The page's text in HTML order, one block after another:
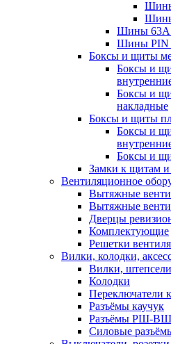
Шины
Шины
Шины 63A
Шины PIN
Боксы и щиты
Боксы и
Боксы и
накладные
Боксы и щиты
Боксы и
Боксы и
Замки к щитам и
Вентиляционное
Вытяжные
Вытяжные
Дверцы
Комплектующие
Решетки
Вилки, колодки,
Вилки, штепсели
Колодки
Переключатели
Разъёмы каучук
Разъёмы РШ-ВШ
Силовые